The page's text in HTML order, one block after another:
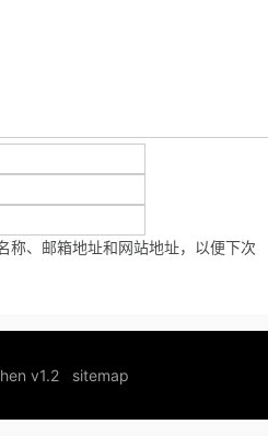
称、邮箱地址和网站地址，以便下次
v1.2 sitemap